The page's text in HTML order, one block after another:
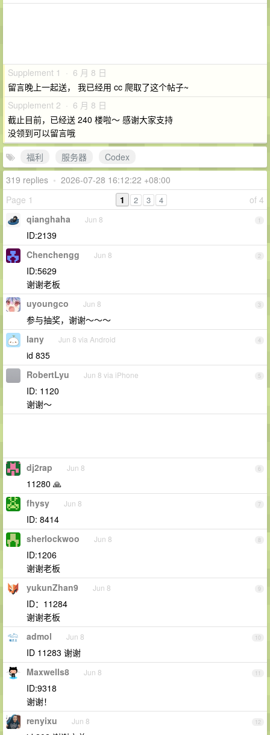
Supplement 1 · 6 月 8 日
留言晚上一起送， 我已经用 cc 爬取了这个帖子~
Supplement 2 · 6 月 8 日
截止目前，已经送 240 楼啦～ 感谢大家支持
没领到可以留言哦
福利
服务器
Codex
319 replies • 2026-07-28 16:12:22 +08:00
Page 1
of 4
1 2 3 4
1
qianghaha Jun 8
ID:2139
2
Chenchengg Jun 8
ID:5629
谢谢老板
3
uyoungco Jun 8
参与抽奖，谢谢～～～
4
lany Jun 8 via Android
id 835
5
RobertLyu Jun 8 via iPhone
ID: 1120
谢谢～
6
dj2rap Jun 8
11280 🙏
7
fhysy Jun 8
ID: 8414
8
sherlockwoo Jun 8
ID:1206
谢谢老板
9
yukunZhan9 Jun 8
ID：11284
谢谢老板
10
admol Jun 8
ID 11283 谢谢
11
Maxwells8 Jun 8
ID:9318
谢谢！
12
renyixu Jun 8